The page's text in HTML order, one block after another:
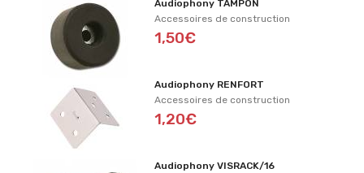
Audiophony TAMPON
Accessoires de construction
1,50€
Audiophony RENFORT
Accessoires de construction
1,20€
Audiophony VISRACK/16